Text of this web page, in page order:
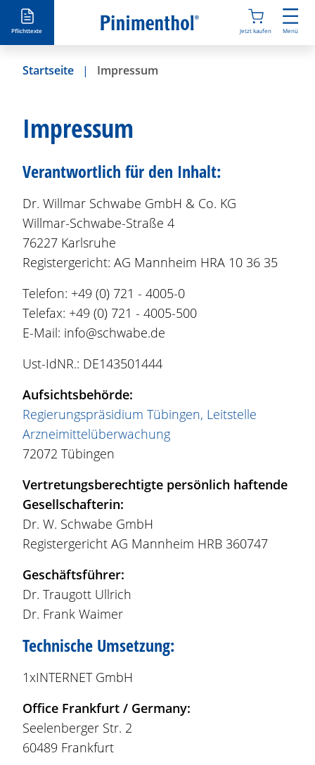
r
Pflichttexte Jetzt kaufen Menü
Startseite Impressum
Impressum
Verantwortlich für den Inhalt:
Dr. Willmar Schwabe GmbH & Co. KG
Willmar-Schwabe-Straße 4
76227 Karlsruhe
Registergericht: AG Mannheim HRA 10 36 35
Telefon: +49 (0) 721 - 4005-0
Telefax: +49 (0) 721 - 4005-500
E-Mail: info@schwabe.de
Ust-IdNR.: DE143501444
Aufsichtsbehörde:
Regierungspräsidium Tübingen, Leitstelle
Arzneimittelüberwachung
72072 Tübingen
Vertretungsberechtigte persönlich haftende
Gesellschafterin:
Dr. W. Schwabe GmbH
Registergericht AG Mannheim HRB 360747
Geschäftsführer:
Dr. Traugott Ullrich
Dr. Frank Waimer
Technische Umsetzung:
1xINTERNET GmbH
Office Frankfurt / Germany:
Seelenberger Str. 2
60489 Frankfurt